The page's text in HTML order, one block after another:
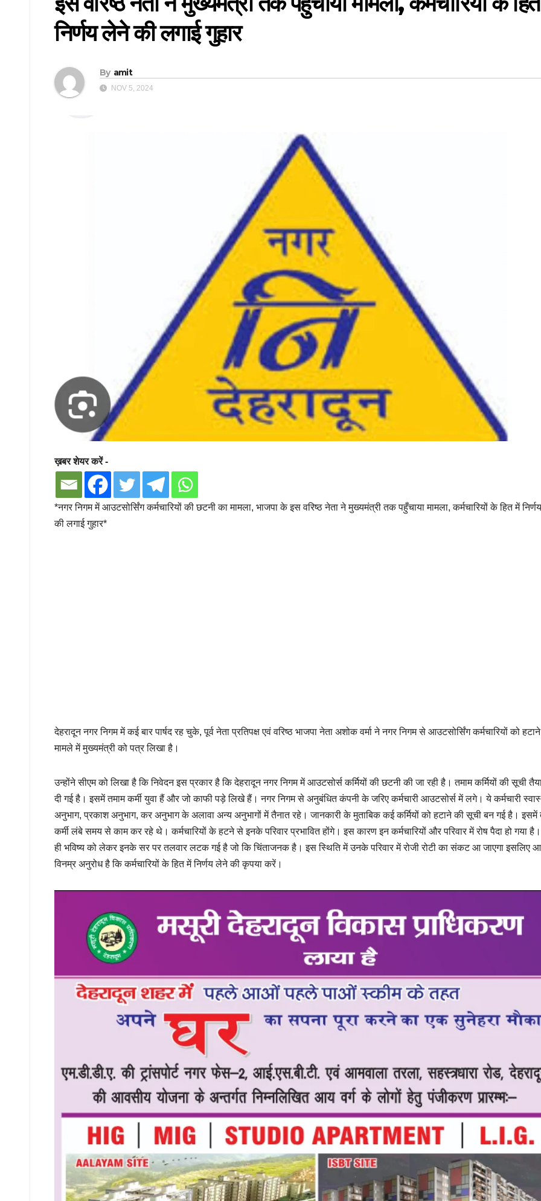
निर्णय लेने की लगाई गुहार
By amit
NOV 5, 2024
ख़बर शेयर करें -
*नगर निगम में आउटसोर्सिंग कर्मचारियों की छटनी का मामला, भाजपा के इस वरिष्ठ नेता ने मुख्यमंत्री तक पहुँचाया मामला, कर्मचारियों के हित में
की लगाई गुहार*
देहरादून नगर निगम में कई बार पार्षद रह चुके, पूर्व नेता प्रतिपक्ष एवं वरिष्ठ भाजपा नेता अशोक वर्मा ने नगर निगम से आउटसोर्सिंग कर्मचारियों को
मामले में मुख्यमंत्री को पत्र लिखा है।
उन्होंने सीएम को लिखा है कि निवेदन इस प्रकार है कि देहरादून नगर निगम में आउटसोर्स कर्मियों की छटनी की जा रही है। तमाम कर्मियों की सूची
दी गई है। इसमें तमाम कर्मी युवा हैं और जो काफी पड़े लिखे हैं। नगर निगम से अनुबंधित कंपनी के जरिए कर्मचारी आउटसोर्स में लगे। ये कर्मचारी
अनुभाग, प्रकाश अनुभाग, कर अनुभाग के अलावा अन्य अनुभागों में तैनात रहे। जानकारी के मुताबिक कई कर्मियों को हटाने की सूची बन गई है। इसमें
कर्मी लंबे समय से काम कर रहे थे। कर्मचारियों के हटने से इनके परिवार प्रभावित होंगे। इस कारण इन कर्मचारियों और परिवार में रोष पैदा हो गया
ही भविष्य को लेकर इनके सर पर तलवार लटक गई है जो कि चिंताजनक है। इस स्थिति में उनके परिवार में रोजी रोटी का संकट आ जाएगा इसलिए
विनम्र अनुरोध है कि कर्मचारियों के हित में निर्णय लेने की कृपया करें।